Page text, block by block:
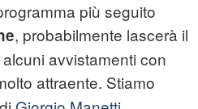
più seguito
, probabilmente lascerà il
avvistamenti con
attraente. Stiamo